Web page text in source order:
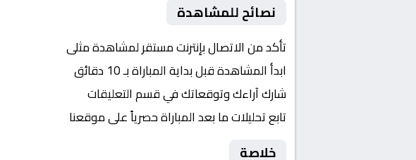
نصائح للمشاهدة
تأكد من الاتصال بإنترنت مستقر لمشاهدة مثلى
ابدأ المشاهدة قبل بداية المباراة بـ 10 دقائق
شارك آراءك وتوقعاتك في قسم التعليقات
تابع تحليلات ما بعد المباراة حصرياً على موقعنا
خلاصة